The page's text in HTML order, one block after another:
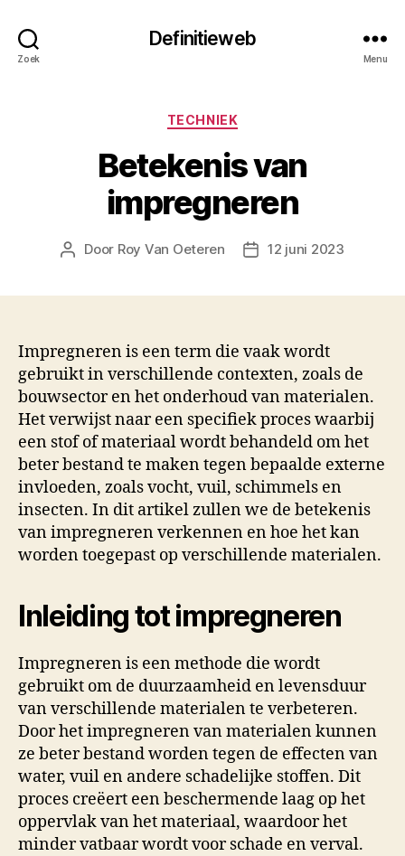
Zoek
Definitieweb
Menu
Categorieën
TECHNIEK
Betekenis van
impregneren
Berichtauteur
Door Roy Van Oeteren Berichtdatum
12 juni 2023
Impregneren is een term die vaak wordt
gebruikt in verschillende contexten, zoals de
bouwsector en het onderhoud van materialen.
Het verwijst naar een specifiek proces waarbij
een stof of materiaal wordt behandeld om het
beter bestand te maken tegen bepaalde externe
invloeden, zoals vocht, vuil, schimmels en
insecten. In dit artikel zullen we de betekenis
van impregneren verkennen en hoe het kan
worden toegepast op verschillende materialen.
Inleiding tot impregneren
Impregneren is een methode die wordt
gebruikt om de duurzaamheid en levensduur
van verschillende materialen te verbeteren.
Door het impregneren van materialen kunnen
ze beter bestand worden tegen de effecten van
water, vuil en andere schadelijke stoffen. Dit
proces creëert een beschermende laag op het
oppervlak van het materiaal, waardoor het
minder vatbaar wordt voor schade en verval.